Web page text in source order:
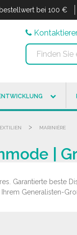
bei 100 €
> MARINIÈRE
|
Garantierte beste
Generalisten-